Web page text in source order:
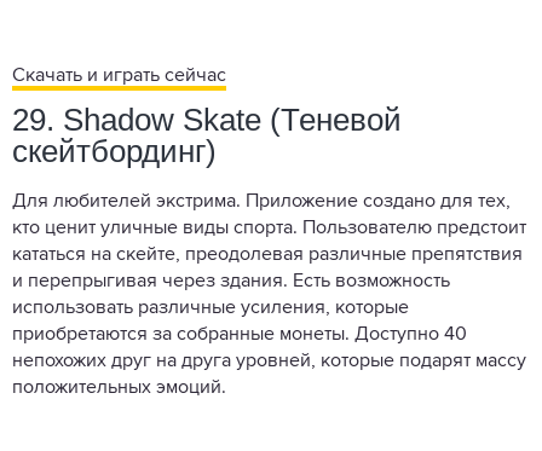
Скачать и играть сейчас
29. Shadow Skate (Теневой
скейтбординг)
Для любителей экстрима. Приложение создано для тех,
кто ценит уличные виды спорта. Пользователю предстоит
кататься на скейте, преодолевая различные препятствия
и перепрыгивая через здания. Есть возможность
использовать различные усиления, которые
приобретаются за собранные монеты. Доступно 40
непохожих друг на друга уровней, которые подарят массу
положительных эмоций.